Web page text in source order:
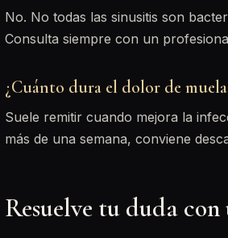
No. No todas las sinusitis son
Consulta siempre con un
¿Cuánto dura el dolor de
Suele remitir cuando mejora la
más de una semana, conviene
Resuelve tu duda